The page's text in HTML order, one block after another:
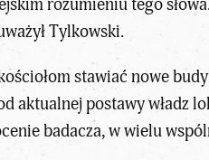
rozumieniu tego
Tylkowski.
stawiać nowe
aktualnej postawy władz
badacza, w wielu